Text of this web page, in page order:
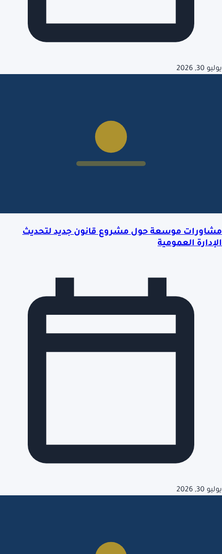
يوليو 30, 2026
مشاورات موسعة حول مشروع قانون جديد لتحديث
الإدارة العمومية
يوليو 30, 2026